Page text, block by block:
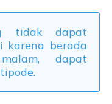
tidak dapat
karena berada
dapat